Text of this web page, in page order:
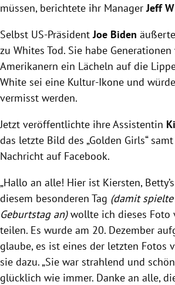
müssen, berichtete ihr ManagerJeff
Selbst US-PräsidentJoe Biden
zu Whites Tod. Sie habe Generationen
Amerikanern ein Lächeln auf die
White sei eine Kultur-Ikone und
vermisst werden.
Jetzt veröffentlichte ihre Assistentin
das letzte Bild des „Golden Girls“
Nachricht auf Facebook.
„Hallo an alle! Hier ist Kiersten,
diesem besonderen Tag (damit
Geburtstag an)wollte ich dieses Foto
teilen. Es wurde am 20. Dezember
glaube, es ist eines der letzten Fotos
sie dazu. „Sie war strahlend und
glücklich wie immer. Danke an alle,